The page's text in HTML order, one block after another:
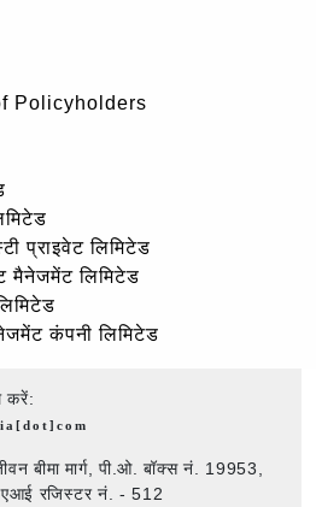
Policyholders
प्राइवेट लिमिटेड
लिमिटेड
कंपनी लिमिटेड
करें:
बीमा मार्ग, पी.ओ. बॉक्स नं. 19953,
रजिस्टर नं. - 512